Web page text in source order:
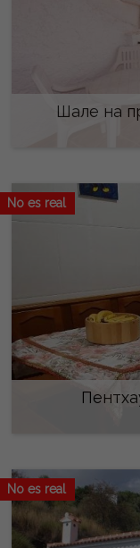
Шале на
No es real
No es real